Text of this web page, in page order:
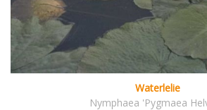
Waterlelie
Nymphaea 'Pygmaea